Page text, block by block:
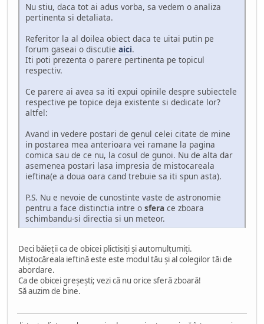
Nu stiu, daca tot ai adus vorba, sa vedem o analiza
pertinenta si detaliata.
Referitor la al doilea obiect daca te uitai putin pe
forum gaseai o discutie aici.
Iti poti prezenta o parere pertinenta pe topicul
respectiv.
Ce parere ai avea sa iti expui opinile despre subiectele
respective pe topice deja existente si dedicate lor?
altfel:
Avand in vedere postari de genul celei citate de mine
in postarea mea anterioara vei ramane la pagina
comica sau de ce nu, la cosul de gunoi. Nu de alta dar
asemenea postari lasa impresia de mistocareala
ieftina(e a doua oara cand trebuie sa iti spun asta).
P.S. Nu e nevoie de cunostinte vaste de astronomie
pentru a face distinctia intre o sfera ce zboara
schimbandu-si directia si un meteor.
Deci băieţii ca de obicei plictisiţi şi automulţumiţi.
Miştocăreala ieftină este este modul tău şi al colegilor tăi de
abordare.
Ca de obicei greşeşti; vezi că nu orice sferă zboară!
Să auzim de bine.